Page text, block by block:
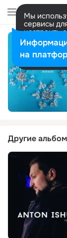
Мы
сервисы
настроить
Другие
на